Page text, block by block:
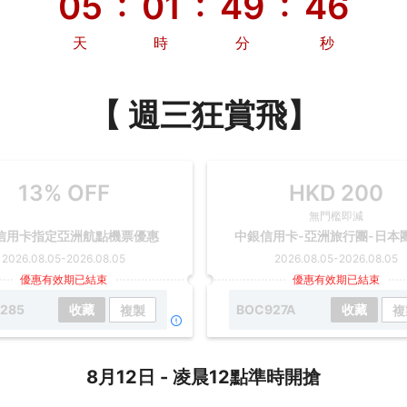
天 時 分 秒
【 週三狂賞飛】
13% OFF
用卡指定亞洲航點機票優惠
2026.08.05-2026.08.05
優惠有效期已結束
收藏 複製
HKD 200
無門檻即減
中銀信用卡-亞洲旅行團-日本
2026.08.05-2026.08.05
優惠有效期已結束
BOC927A 收藏
8月12日 - 凌晨12點準時開搶